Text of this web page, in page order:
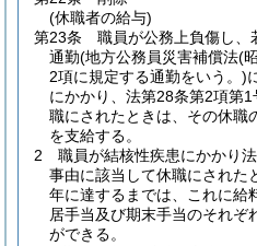
(休職者の給与)
第23条
職員が公務上負傷し、
通勤(地方公務員災害補償法(
2項に規定する通勤をいう。)
にかかり、法第28条第2項第
職にされたときは、その休職
を支給する。
2
職員が結核性疾患にかかり
事由に該当して休職にされた
年に達するまでは、これに給
居手当及び期末手当のそれぞ
ができる。